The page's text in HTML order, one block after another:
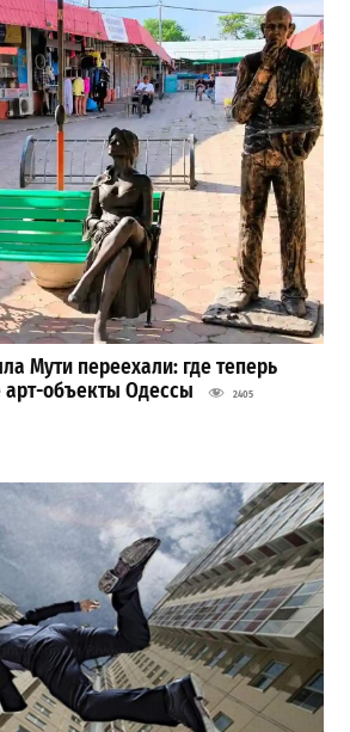
Мути переехали: где теперь
арт-объекты Одессы
2405